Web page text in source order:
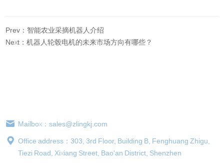
Prev：智能农业采摘机器人介绍
Next：机器人轮毂电机的未来市场方向有哪些？
Mailbox：sales@zlingkj.com
Office address：303, 3rd Floor, Building B, Fenghuang Zhigu,
Tiezi Road, Xixiang Street, Bao'an District, Shenzhen